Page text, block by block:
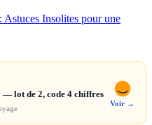
Astuces Insolites pour une
— lot de 2, code 4 chiffres
Voir →